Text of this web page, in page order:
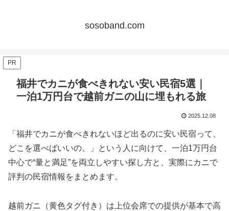
sosoband.com
PR
福井でカニが食べきれない安い民宿5選｜
一泊1万円台で越前ガニの山に埋もれる旅
2025.12.08
「福井でカニが食べきれないほど出るのに安い民宿って、
どこを選べばいいの。」という人に向けて、一泊1万円台
中心で“量と満足”を両立しやすい探し方と、実際にカニで
評判の民宿情報をまとめます。
越前ガニ（黄色タグ付き）は上位会席での提供が基本で高